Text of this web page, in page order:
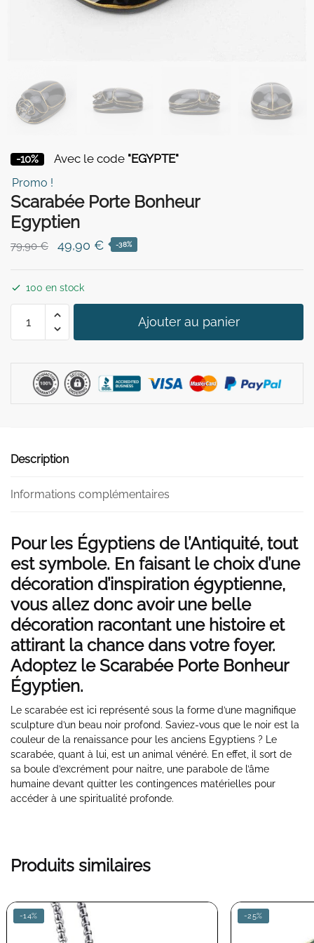
-10% Avec le code "EGYPTE"
Promo !
Scarabée Porte Bonheur
Egyptien
79,90€
Le
initial
était :
79,90 €.
49,90 €Le
est :
49,90 €.
-38%
100 en stock
Bonheur
Egyptien
Ajouter au panier
Description
Informations complémentaires
Pour les Égyptiens de l’Antiquité, tout
est symbole. En faisant le choix d’une
décoration d’inspiration égyptienne,
vous allez donc avoir une belle
décoration racontant une histoire et
attirant la chance dans votre foyer.
Adoptez le Scarabée Porte Bonheur
Égyptien.
Le scarabée est ici représenté sous la forme d’une magnifique
sculpture d’un beau noir profond. Saviez-vous que le noir est la
couleur de la renaissance pour les anciens Egyptiens ? Le
scarabée, quant à lui, est un animal vénéré. En effet, il sort de
sa boule d’excrément pour naitre, une parabole de l’âme
humaine devant quitter les contingences matérielles pour
accéder à une spiritualité profonde.
Produits similaires
-14% -25%